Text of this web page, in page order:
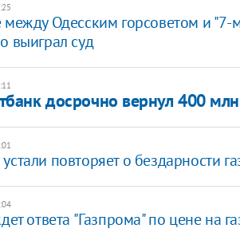
Одесским горсоветом и "7-
выиграл суд
досрочно вернул 400
повторяет о бездарности
ответа "Газпрома" по цене на